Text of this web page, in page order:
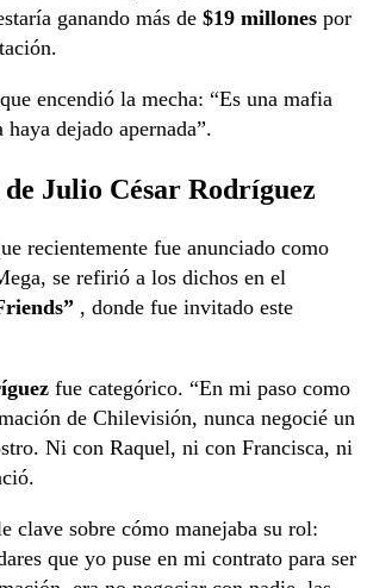
ganando más de $19 millones por
encendió la mecha: “Es una mafia
dejado apernada”.
Julio César Rodríguez
recientemente fue anunciado como
se refirió a los dichos en el
, donde fue invitado este
fue categórico. “En mi paso como
de Chilevisión, nunca negocié un
Ni con Raquel, ni con Francisca, ni
clave sobre cómo manejaba su rol:
que yo puse en mi contrato para ser